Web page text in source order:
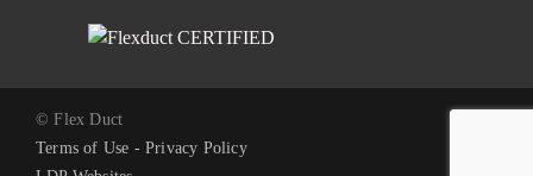
© Flex Duct
Terms of Use - Privacy Policy